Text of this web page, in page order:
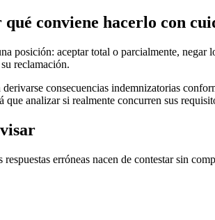
conviene hacerlo con
posición: aceptar total o parcialmente,
reclamación.
consecuencias indemnizatorias
que analizar si realmente concurren sus
erróneas nacen de contestar sin